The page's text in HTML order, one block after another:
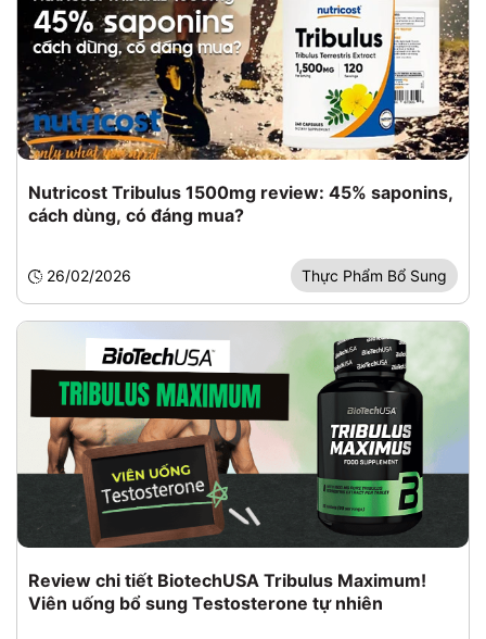
Nutricost Tribulus 1500mg review: 45% saponins,
cách dùng, có đáng mua?
26/02/2026 Thực Phẩm Bổ Sung
Review chi tiết BiotechUSA Tribulus Maximum!
Viên uống bổ sung Testosterone tự nhiên